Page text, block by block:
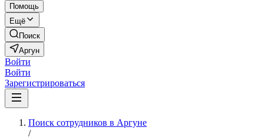
Помощь
Ещё
Поиск
Аргун
Войти
Войти
Зарегистрироваться
Поиск сотрудников в Аргуне
/